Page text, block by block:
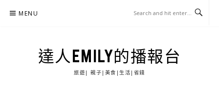
MENU
達人EMILY的播報台
旅遊| 親子|美食|生活|省錢